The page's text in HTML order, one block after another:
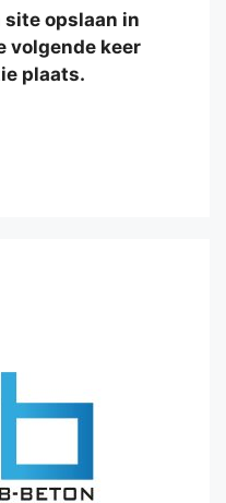
site opslaan in
volgende keer
plaats.